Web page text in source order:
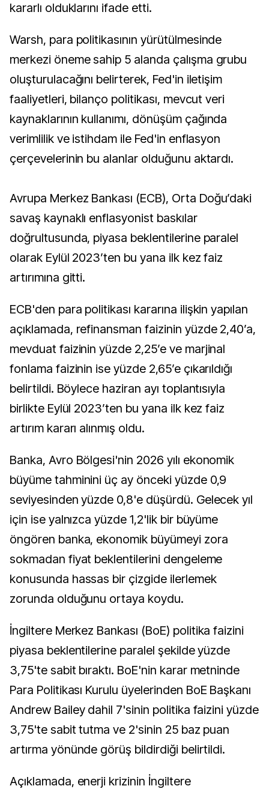
kararlı olduklarını ifade etti.
Warsh, para politikasının yürütülmesinde
merkezi öneme sahip 5 alanda çalışma grubu
oluşturulacağını belirterek, Fed'in iletişim
faaliyetleri, bilanço politikası, mevcut veri
kaynaklarının kullanımı, dönüşüm çağında
verimlilik ve istihdam ile Fed'in enflasyon
çerçevelerinin bu alanlar olduğunu aktardı.
Avrupa Merkez Bankası (ECB), Orta Doğu’daki
savaş kaynaklı enflasyonist baskılar
doğrultusunda, piyasa beklentilerine paralel
olarak Eylül 2023’ten bu yana ilk kez faiz
artırımına gitti.
ECB'den para politikası kararına ilişkin yapılan
açıklamada, refinansman faizinin yüzde 2,40’a,
mevduat faizinin yüzde 2,25’e ve marjinal
fonlama faizinin ise yüzde 2,65’e çıkarıldığı
belirtildi. Böylece haziran ayı toplantısıyla
birlikte Eylül 2023’ten bu yana ilk kez faiz
artırım kararı alınmış oldu.
Banka, Avro Bölgesi'nin 2026 yılı ekonomik
büyüme tahminini üç ay önceki yüzde 0,9
seviyesinden yüzde 0,8'e düşürdü. Gelecek yıl
için ise yalnızca yüzde 1,2'lik bir büyüme
öngören banka, ekonomik büyümeyi zora
sokmadan fiyat beklentilerini dengeleme
konusunda hassas bir çizgide ilerlemek
zorunda olduğunu ortaya koydu.
İngiltere Merkez Bankası (BoE) politika faizini
piyasa beklentilerine paralel şekilde yüzde
3,75'te sabit bıraktı. BoE'nin karar metninde
Para Politikası Kurulu üyelerinden BoE Başkanı
Andrew Bailey dahil 7'sinin politika faizini yüzde
3,75'te sabit tutma ve 2'sinin 25 baz puan
artırma yönünde görüş bildirdiği belirtildi.
Açıklamada, enerji krizinin İngiltere